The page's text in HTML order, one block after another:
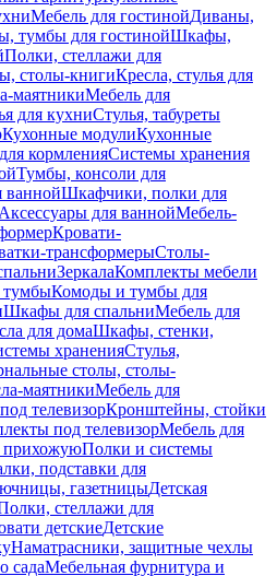
Мебель для гостинойДиваны,
тумбы для гостинойШкафы,
Полки, стеллажи для
столы-книгиКресла, стулья для
маятникиМебель для
для кухниСтулья, табуреты
Кухонные модулиКухонные
кормленияСистемы хранения
Тумбы, консоли для
Шкафчики, полки для
Аксессуары для ваннойМебель-
Кровати-
трансформерыСтолы-
ЗеркалаКомплекты мебели
тумбыКомоды и тумбы для
Шкафы для спальниМебель для
для домаШкафы, стенки,
храненияСтулья,
столы, столы-
маятникиМебель для
телевизорКронштейны, стойки
под телевизорМебель для
прихожуюПолки и системы
подставки для
газетницыДетская
стеллажи для
детскиеДетские
Наматрасники, защитные чехлы
садаМебельная фурнитура и